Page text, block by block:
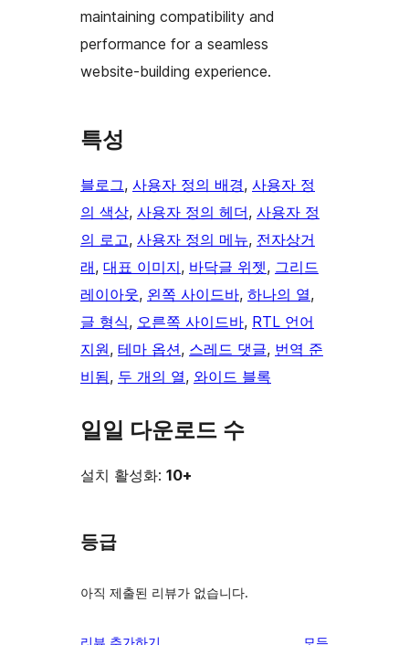
maintaining compatibility and
performance for a seamless
website-building experience.
특성
블로그, 사용자 정의 배경, 사용자 정
의 색상, 사용자 정의 헤더, 사용자 정
의 로고, 사용자 정의 메뉴, 전자상거
래, 대표 이미지, 바닥글 위젯, 그리드
레이아웃, 왼쪽 사이드바, 하나의 열
글 형식, 오른쪽 사이드바, RTL 언어
지원, 테마 옵션, 스레드 댓글, 번역 준
비됨, 두 개의 열, 와이드 블록
일일 다운로드 수
설치 활성화: 10+
등급
아직 제출된 리뷰가 없습니다.
리뷰 추가하기 모든